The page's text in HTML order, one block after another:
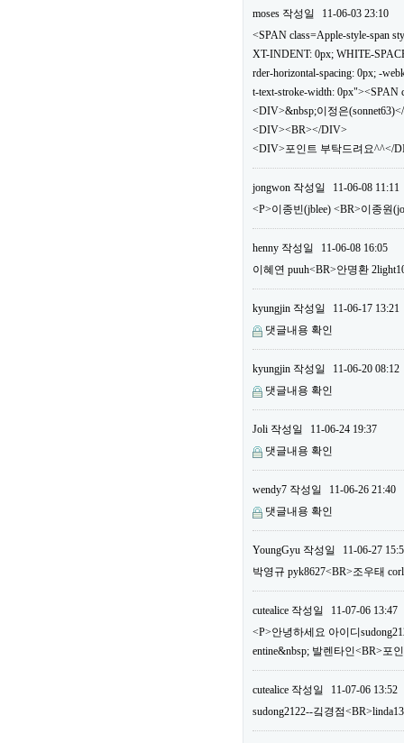
moses 작성일
11-06-03 23:10
<SPAN class=Apple-style-span
XT-INDENT: 0px; WHITE-
rder-horizontal-spacing: 0px; -
t-text-stroke-width: 0px"><SPAN
<DIV>&nbsp;이정은
<DIV><BR></DIV>
<DIV>포인트 부탁드려요^^</
jongwon 작성일
11-06-08 11:11
<P>이종빈(jblee) <BR>이종원
henny 작성일
11-06-08 16:05
이혜연 puuh<BR>안명환
kyungjin 작성일
11-06-17 13:21
댓글내용 확인
kyungjin 작성일
11-06-20 08:12
댓글내용 확인
Joli 작성일
11-06-24 19:37
댓글내용 확인
wendy7 작성일
11-06-26 21:40
댓글내용 확인
YoungGyu 작성일
11-06-27
박영규 pyk8627<BR>조우태
cutealice 작성일
11-07-06 13:47
<P>안녕하세요 아이디
entine&nbsp; 발렌타인<BR>포
cutealice 작성일
11-07-06 13:52
sudong2122--깈경점